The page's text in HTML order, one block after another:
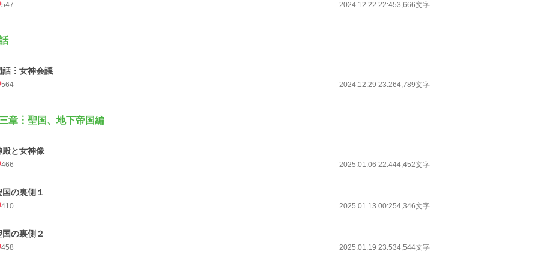
547 2024.12.22 22:453,666文字
話︙女神会議
564 2024.12.29 23:264,789文字
章︙聖国、地下帝国編
殿と女神像
466 2025.01.06 22:444,452文字
国の裏側１
410 2025.01.13 00:254,346文字
国の裏側２
458 2025.01.19 23:534,544文字